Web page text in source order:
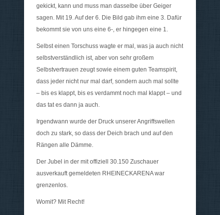
gekickt, kann und muss man dasselbe über Geiger
sagen. Mit 19. Auf der 6. Die Bild gab ihm eine 3. Dafür
bekommt sie von uns eine 6-, er hingegen eine 1.
Selbst einen Torschuss wagte er mal, was ja auch nicht
selbstverständlich ist, aber von sehr großem
Selbstvertrauen zeugt sowie einem guten Teamspirit,
dass jeder nicht nur mal darf, sondern auch mal sollte
– bis es klappt, bis es verdammt noch mal klappt – und
das tat es dann ja auch.
Irgendwann wurde der Druck unserer Angriffswellen
doch zu stark, so dass der Deich brach und auf den
Rängen alle Dämme.
Der Jubel in der mit offiziell 30.150 Zuschauer
ausverkauft gemeldeten RHEINECKARENA war
grenzenlos.
Womit? Mit Recht!